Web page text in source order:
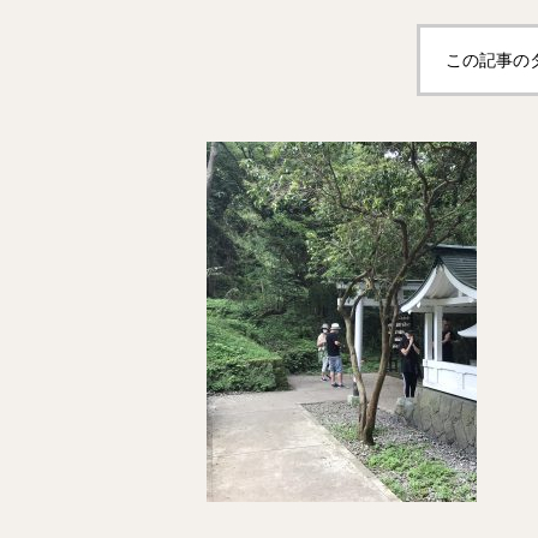
この記事の